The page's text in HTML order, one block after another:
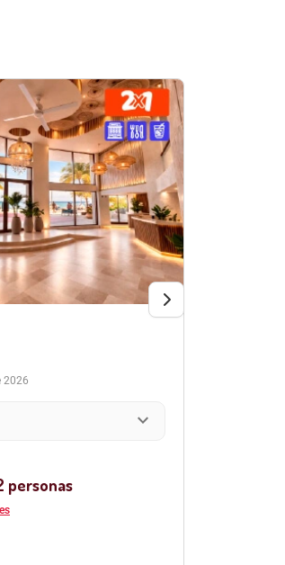
2026
expand_more
personas